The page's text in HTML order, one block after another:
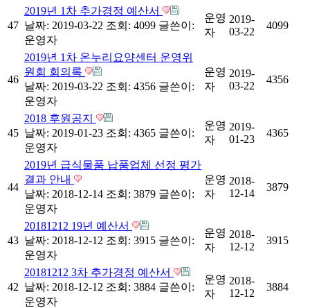
47
2019년 1차 추가경정 예산서
날짜: 2019-03-22 조회: 4099 글쓴이:
운영자
운영
자
2019-
03-22
4099
46
2019년 1차 온누리요양센터 운영위
원회 회의록
날짜: 2019-03-22 조회: 4356 글쓴이:
운영자
운영
자
2019-
03-22
4356
45
2018 후원공지
날짜: 2019-01-23 조회: 4365 글쓴이:
운영자
운영
자
2019-
01-23
4365
44
2019년 급식물품 납품업체 선정 평가
결과 안내
날짜: 2018-12-14 조회: 3879 글쓴이:
운영자
운영
자
2018-
12-14
3879
43
20181212 19년 예산서
날짜: 2018-12-12 조회: 3915 글쓴이:
운영자
운영
자
2018-
12-12
3915
42
20181212 3차 추가경정 예산서
날짜: 2018-12-12 조회: 3884 글쓴이:
운영자
운영
자
2018-
12-12
3884